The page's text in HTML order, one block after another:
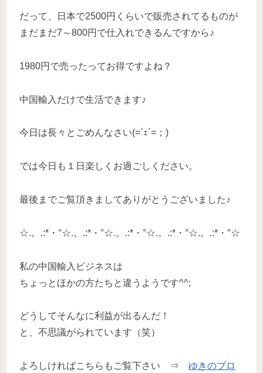
だって、日本で2500円くらいで販売されてるものが
まだまだ7～800円で仕入れできるんですから♪
1980円で売ったってお得ですよね？
中国輸入だけで生活できます♪
今日は長々とごめんなさい(=`ｪ´=；)ゞ
では今日も１日楽しくお過ごしください。
最後までご覧頂きましてありがとうございました♪
☆.。.:*・°☆.。.:*・°☆.。.:*・°☆.。.:*・°☆.。.:*・°☆
私の中国輸入ビジネスは
ちょっとほかの方たちと違うようです^^;
どうしてそんなに利益が出るんだ！
と、不思議がられています（笑）
よろしければこちらもご覧下さい ⇒ ゆきのブロ